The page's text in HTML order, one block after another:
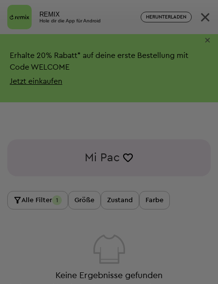
REMIX
Hole dir die App für Android
HERUNTERLADEN ×
Erhalte 20% Rabatt* auf deine erste Bestellung mit
Code WELCOME
Jetzt einkaufen
×
Mi Pac
Alle Filter 1 Größe Zustand Farbe
Keine Ergebnisse gefunden